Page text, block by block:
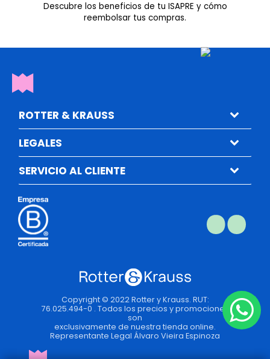
Descubre los beneficios de tu ISAPRE y cómo
reembolsar tus compras.
ROTTER & KRAUSS
LEGALES
SERVICIO AL CLIENTE
Copyright © 2022 Rotter y Krauss. RUT:
76.025.494-0 . Todos los precios y promociones
son
exclusivamente de nuestra tienda online.
Representante Legal Álvaro Vieira Espinoza